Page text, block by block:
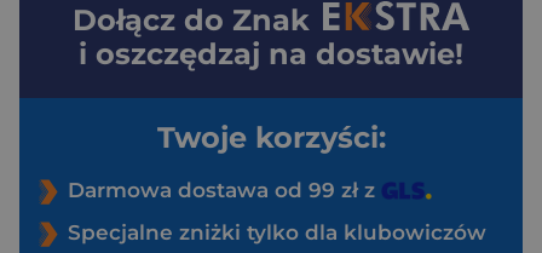
Dołącz do Znak
i oszczędzaj na dostawie!
Twoje korzyści:
Darmowa dostawa od 99 zł z
Specjalne zniżki tylko dla klubowiczów